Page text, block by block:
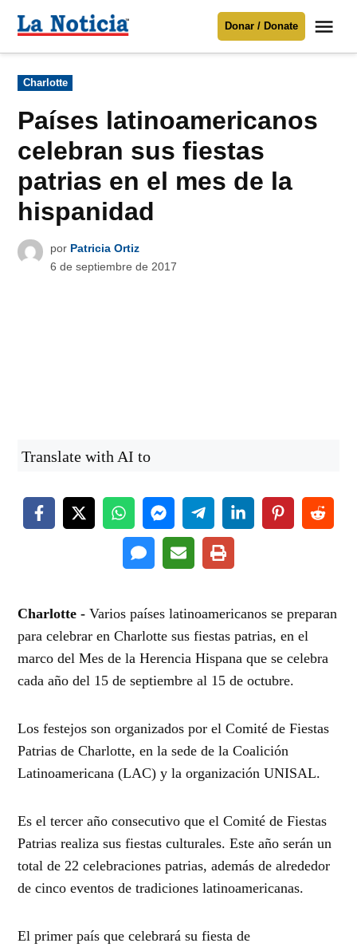
Para mantenerte informado necesitamos
Donar
contenido
Noticia
Donar / Donate
Publicado
en
Charlotte
Países latinoamericanos
celebran sus fiestas
patrias en el mes de la
hispanidad
por Patricia Ortiz
6 de septiembre de 2017
Translate with AI to
Charlotte - Varios países latinoamericanos se preparan
para celebrar en Charlotte sus fiestas patrias, en el
marco del Mes de la Herencia Hispana que se celebra
cada año del 15 de septiembre al 15 de octubre.
Los festejos son organizados por el Comité de Fiestas
Patrias de Charlotte, en la sede de la Coalición
Latinoamericana (LAC) y la organización UNISAL.
Es el tercer año consecutivo que el Comité de Fiestas
Patrias realiza sus fiestas culturales. Este año serán un
total de 22 celebraciones patrias, además de alrededor
de cinco eventos de tradiciones latinoamericanas.
El primer país que celebrará su fiesta de